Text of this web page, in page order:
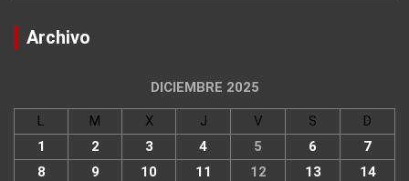
Archivo
DICIEMBRE 2025
L M X J V S
D
1
2 3 4 5 6
7
8
9 10 11 12 13
14